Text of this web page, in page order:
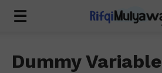
Dummy Variable